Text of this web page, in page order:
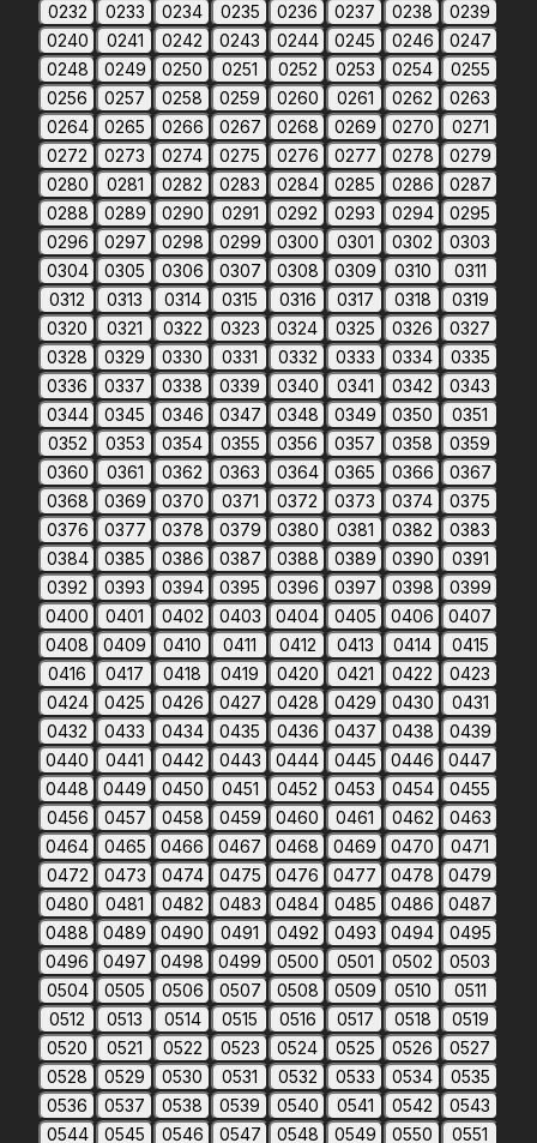
0232
0233 0234 0235 0236 0237 0238
0239
0240
0241 0242 0243 0244 0245 0246
0247
0248
0249 0250 0251 0252 0253 0254
0255
0256
0257 0258 0259 0260 0261 0262
0263
0264
0265 0266 0267 0268 0269 0270
0271
0272
0273 0274 0275 0276 0277 0278
0279
0280
0281 0282 0283 0284 0285 0286
0287
0288
0289 0290 0291 0292 0293 0294
0295
0296
0297 0298 0299 0300 0301 0302
0303
0304
0305 0306 0307 0308 0309 0310
0311
0312
0313 0314 0315 0316 0317 0318
0319
0320
0321 0322 0323 0324 0325 0326
0327
0328
0329 0330 0331 0332 0333 0334
0335
0336
0337 0338 0339 0340 0341 0342
0343
0344
0345 0346 0347 0348 0349 0350
0351
0352
0353 0354 0355 0356 0357 0358
0359
0360
0361 0362 0363 0364 0365 0366
0367
0368
0369 0370 0371 0372 0373 0374
0375
0376
0377 0378 0379 0380 0381 0382
0383
0384
0385 0386 0387 0388 0389 0390
0391
0392
0393 0394 0395 0396 0397 0398
0399
0400
0401 0402 0403 0404 0405 0406
0407
0408
0409 0410 0411 0412 0413 0414
0415
0416
0417 0418 0419 0420 0421 0422
0423
0424
0425 0426 0427 0428 0429 0430
0431
0432
0433 0434 0435 0436 0437 0438
0439
0440
0441 0442 0443 0444 0445 0446
0447
0448
0449 0450 0451 0452 0453 0454
0455
0456
0457 0458 0459 0460 0461 0462
0463
0464
0465 0466 0467 0468 0469 0470
0471
0472
0473 0474 0475 0476 0477 0478
0479
0480
0481 0482 0483 0484 0485 0486
0487
0488
0489 0490 0491 0492 0493 0494
0495
0496
0497 0498 0499 0500 0501 0502
0503
0504
0505 0506 0507 0508 0509 0510
0511
0512
0513 0514 0515 0516 0517 0518
0519
0520
0521 0522 0523 0524 0525 0526
0527
0528
0529 0530 0531 0532 0533 0534
0535
0536
0537 0538 0539 0540 0541 0542
0543
0544
0545 0546 0547 0548 0549 0550 0551